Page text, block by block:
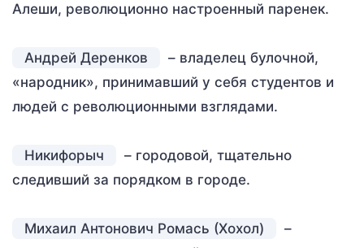
Алеши, революционно настроенный паренек.
Андрей Деренков
– владелец булочной,
«народник», принимавший у себя студентов и
людей с революционными взглядами.
Никифорыч
– городовой, тщательно
следивший за порядком в городе.
Михаил Антонович Ромась (Хохол)
–